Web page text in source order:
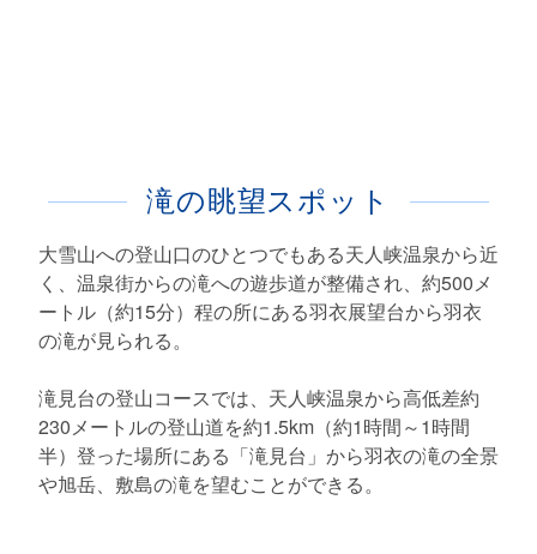
滝の眺望スポット
大雪山への登山口のひとつでもある天人峡温泉から近
く、温泉街からの滝への遊歩道が整備され、約500メ
ートル（約15分）程の所にある羽衣展望台から羽衣
の滝が見られる。
滝見台の登山コースでは、天人峡温泉から高低差約
230メートルの登山道を約1.5km（約1時間～1時間
半）登った場所にある「滝見台」から羽衣の滝の全景
や旭岳、敷島の滝を望むことができる。